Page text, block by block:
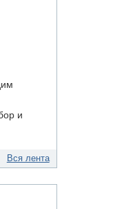
и
Вся лента